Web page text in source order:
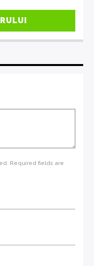
Required fields are